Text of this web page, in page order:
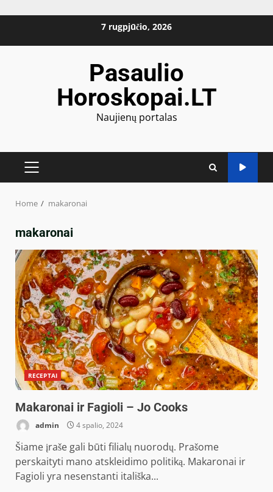
7 rugpjūčio, 2026
Pasaulio
Horoskopai.LT
Naujienų portalas
PRIMARY
Home makaronai
makaronai
RECEPTAI
Makaronai ir Fagioli – Jo Cooks
admin 4 spalio, 2024
Šiame įraše gali būti filialų nuorodų. Prašome
perskaityti mano atskleidimo politiką. Makaronai ir
Fagioli yra nesenstanti itališka...